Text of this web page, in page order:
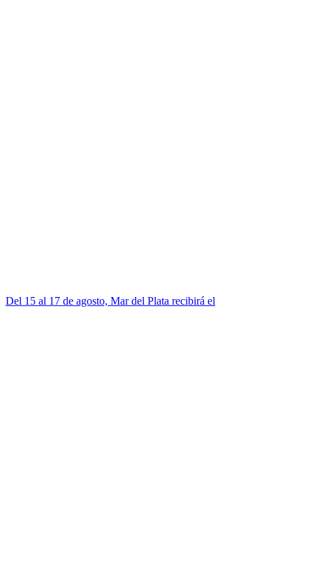
Del 15 al 17 de agosto, Mar del Plata recibirá el